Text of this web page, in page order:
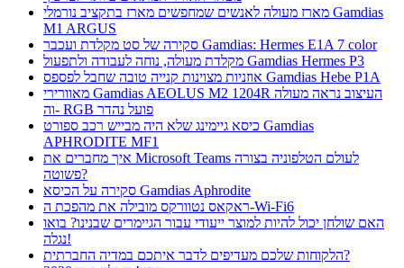
מארז מעולה לאנשים שמחפשים מארז בתקציב נורמלי Gamdias
M1 ARGUS
סקירה של סט מקלדת ועכבר Gamdias: Hermes E1A 7 color
מקלדת מעולה, נוחה לעבודה ולתפעול Gamdias Hermes P3
אוזניות מצוינות קנייה טובה שחבל לפספס Gamdias Hebe P1A
מאוורירי Gamdias AEOLUS M2 1204R העיצוב נראה מעולה
וה- RGB פועל נהדר
כיסא גיימינג שלא היה מבייש רכב ספורט Gamdias
APHRODITE MF1
איך מחברים את Microsoft Teams לעולם הטלפוניה בצורה
פשוטה?
סקירה על הכיסא Gamdias Aphrodite
ראקאס נטוורקס מובילה את מהפכת ה-Wi-Fi6
האם שולחן יכול להיות למוצר ייעודי עבור הגיימרים שבנינו? בואו
נגלה!
הלקוחות שלכם מעדיפים לדבר איתכם במדיה החברתית?